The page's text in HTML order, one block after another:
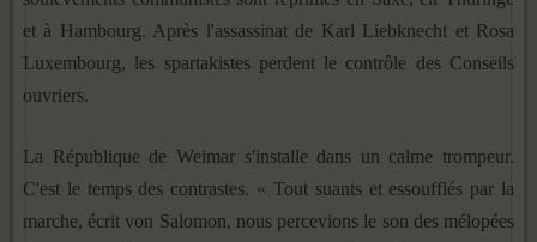
et à Hambourg. Après l'assassinat de Karl Liebknecht et Rosa
Luxembourg, les spartakistes perdent le contrôle des Conseils
ouvriers.
La République de Weimar s'installe dans un calme trompeur.
C'est le temps des contrastes. « Tout suants et essoufflés par la
marche, écrit von Salomon, nous percevions le son des mélopées